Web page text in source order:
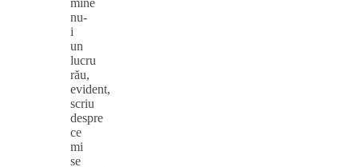
nu-
i
un
lucru
rău,
evident,
scriu
despre
ce
mi
se